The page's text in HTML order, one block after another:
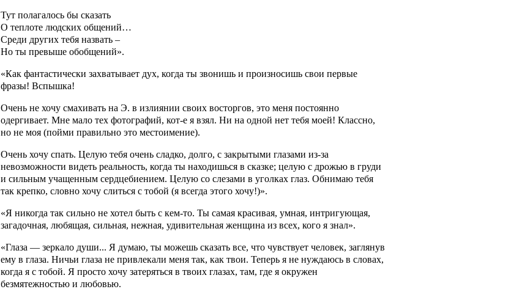
Тут полагалось бы сказать
О теплоте людских общений…
Среди других тебя назвать –
Но ты превыше обобщений».
«Как фантастически захватывает дух, когда ты звонишь и произносишь свои первые
фразы! Вспышка!
Очень не хочу смахивать на Э. в излиянии своих восторгов, это меня постоянно
одергивает. Мне мало тех фотографий, кот-е я взял. Ни на одной нет тебя моей! Классно,
но не моя (пойми правильно это местоимение).
Очень хочу спать. Целую тебя очень сладко, долго, с закрытыми глазами из-за
невозможности видеть реальность, когда ты находишься в сказке; целую с дрожью в груди
и сильным учащенным сердцебиением. Целую со слезами в уголках глаз. Обнимаю тебя
так крепко, словно хочу слиться с тобой (я всегда этого хочу!)».
«Я никогда так сильно не хотел быть с кем-то. Ты самая красивая, умная, интригующая,
загадочная, любящая, сильная, нежная, удивительная женщина из всех, кого я знал».
«Глаза — зеркало души... Я думаю, ты можешь сказать все, что чувствует человек, заглянув
ему в глаза. Ничьи глаза не привлекали меня так, как твои. Теперь я не нуждаюсь в словах,
когда я с тобой. Я просто хочу затеряться в твоих глазах, там, где я окружен
безмятежностью и любовью.